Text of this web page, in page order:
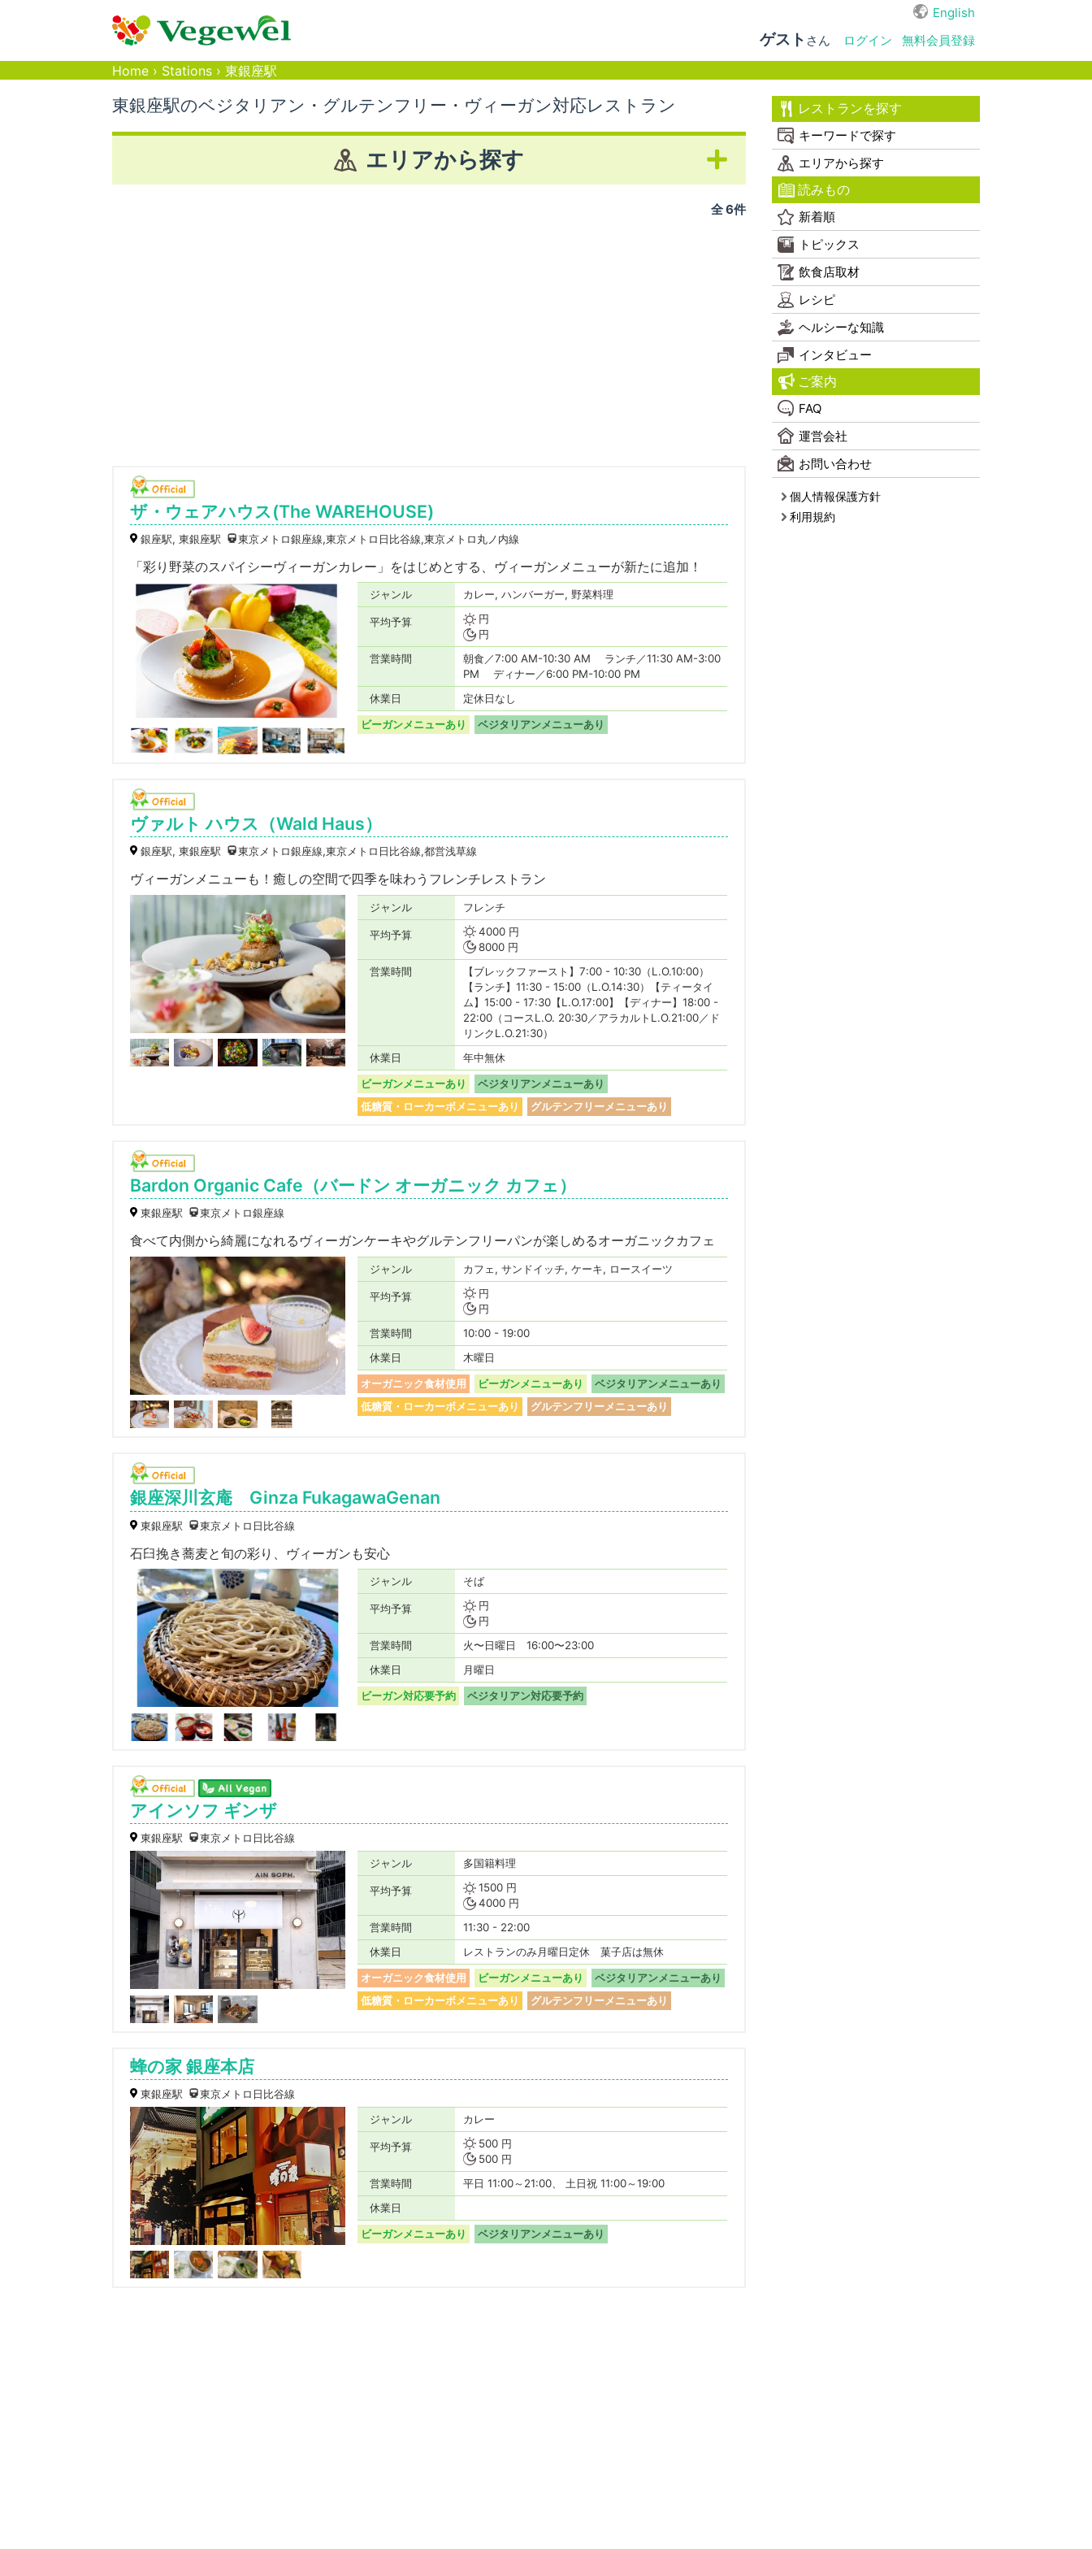
English
ゲスト さん ログイン
無料会員登録
Home › Stations › 東銀座駅
東銀座駅のベジタリアン・グルテンフリー・ヴィーガン対応レストラン
エリアから探す
全 6件
ザ・ウェアハウス(The WAREHOUSE)
銀座駅, 東銀座駅 東京メトロ銀座線,東京メトロ日比谷線,東京メトロ丸ノ内線
「彩り野菜のスパイシーヴィーガンカレー」をはじめとする、ヴィーガンメニューが新たに追加！
ジャンル カレー, ハンバーガー, 野菜料理
平均予算
円
円
営業時間
朝食／7:00 AM-10:30 AM ランチ／11:30 AM-3:00
PM ディナー／6:00 PM-10:00 PM
休業日
定休日なし
ビーガンメニューあり
ベジタリアンメニューあり
ヴァルト ハウス（Wald Haus）
銀座駅, 東銀座駅 東京メトロ銀座線,東京メトロ日比谷線,都営浅草線
ヴィーガンメニューも！癒しの空間で四季を味わうフレンチレストラン
ジャンル フレンチ
平均予算
4000 円
8000 円
営業時間
【ブレックファースト】7:00 - 10:30（L.O.10:00）
【ランチ】11:30 - 15:00（L.O.14:30）【ティータイ
ム】15:00 - 17:30【L.O.17:00】【ディナー】18:00 -
22:00（コースL.O. 20:30／アラカルトL.O.21:00／ド
リンクL.O.21:30）
休業日
年中無休
ビーガンメニューあり
ベジタリアンメニューあり
低糖質・ローカーボメニューあり
グルテンフリーメニューあり
Bardon Organic Cafe（バードン オーガニック カフェ）
東銀座駅 東京メトロ銀座線
食べて内側から綺麗になれるヴィーガンケーキやグルテンフリーパンが楽しめるオーガニックカフェ
ジャンル カフェ, サンドイッチ, ケーキ, ロースイーツ
平均予算
円
円
営業時間
10:00 - 19:00
休業日
木曜日
オーガニック食材使用
ビーガンメニューあり
ベジタリアンメニューあり
低糖質・ローカーボメニューあり
グルテンフリーメニューあり
銀座深川玄庵 Ginza FukagawaGenan
東銀座駅 東京メトロ日比谷線
石臼挽き蕎麦と旬の彩り、ヴィーガンも安心
ジャンル そば
平均予算
円
円
営業時間
火〜日曜日 16:00〜23:00
休業日
月曜日
ビーガン対応要予約
ベジタリアン対応要予約
アインソフ ギンザ
東銀座駅
東京メトロ日比谷線
ジャンル
多国籍料理
平均予算
1500 円
4000 円
営業時間
11:30 - 22:00
休業日
レストランのみ月曜日定休 菓子店は無休
オーガニック食材使用
ビーガンメニューあり
ベジタリアンメニューあり
低糖質・ローカーボメニューあり
グルテンフリーメニューあり
蜂の家 銀座本店
東銀座駅
東京メトロ日比谷線
ジャンル
カレー
平均予算
500 円
500 円
営業時間
平日 11:00～21:00、 土日祝 11:00～19:00
休業日
ビーガンメニューあり
ベジタリアンメニューあり
レストランを探す
キーワードで探す
エリアから探す
読みもの
新着順
トピックス
飲食店取材
レシピ
ヘルシーな知識
インタビュー
ご案内
FAQ
運営会社
お問い合わせ
個人情報保護方針
利用規約